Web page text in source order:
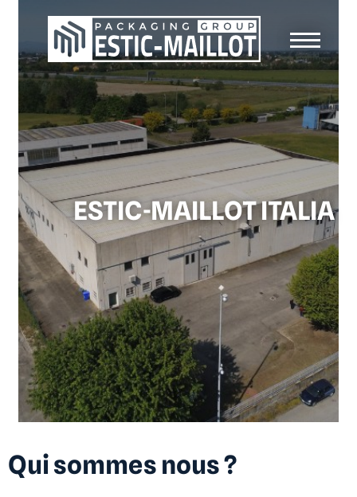
ESTIC-MAILLOT ITALIA
Qui sommes nous ?